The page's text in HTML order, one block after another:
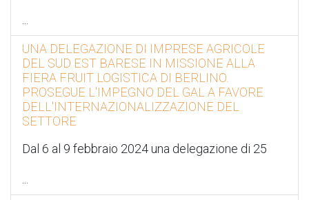
...
UNA DELEGAZIONE DI IMPRESE AGRICOLE
DEL SUD EST BARESE IN MISSIONE ALLA
FIERA FRUIT LOGISTICA DI BERLINO.
PROSEGUE L'IMPEGNO DEL GAL A FAVORE
DELL'INTERNAZIONALIZZAZIONE DEL
SETTORE
Dal 6 al 9 febbraio 2024 una delegazione di 25
...